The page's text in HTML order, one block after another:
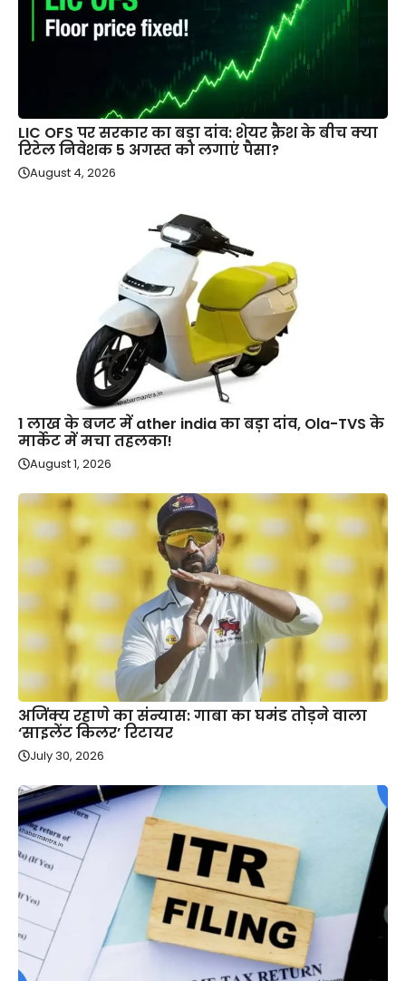
LIC OFS पर सरकार का बड़ा दांव: शेयर क्रैश के बीच क्या
रिटेल निवेशक 5 अगस्त को लगाएं पैसा?
August 4, 2026
1 लाख के बजट में ather india का बड़ा दांव, Ola-TVS के
मार्केट में मचा तहलका!
August 1, 2026
अजिंक्य रहाणे का संन्यास: गाबा का घमंड तोड़ने वाला
‘साइलेंट किलर’ रिटायर
July 30, 2026